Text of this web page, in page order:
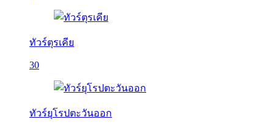
ทัวร์ตุรเคีย
30
ทัวร์ยุโรปตะวันออก